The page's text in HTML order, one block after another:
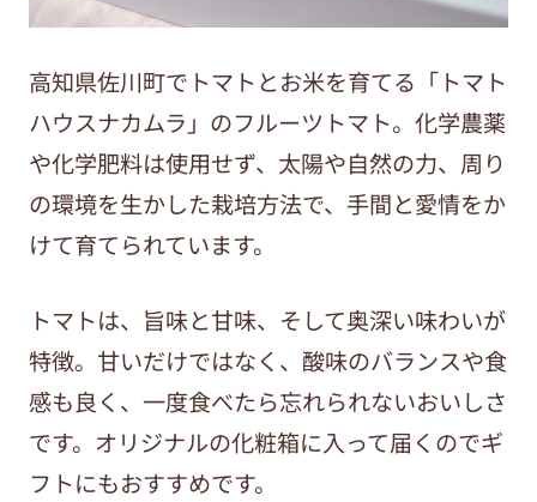
高知県佐川町でトマトとお米を育てる「トマト
ハウスナカムラ」のフルーツトマト。化学農薬
や化学肥料は使用せず、太陽や自然の力、周り
の環境を生かした栽培方法で、手間と愛情をか
けて育てられています。
トマトは、旨味と甘味、そして奥深い味わいが
特徴。甘いだけではなく、酸味のバランスや食
感も良く、一度食べたら忘れられないおいしさ
です。オリジナルの化粧箱に入って届くのでギ
フトにもおすすめです。